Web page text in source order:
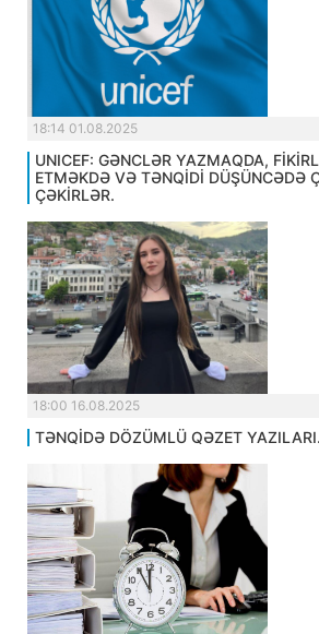
18:14 01.08.2025
UNICEF: GƏNCLƏR YAZMAQDA,
ETMƏKDƏ VƏ TƏNQİDİ DÜŞÜNCƏDƏ
ÇƏKİRLƏR.
18:00 16.08.2025
TƏNQİDƏ DÖZÜMLÜ QƏZET YAZILARI.